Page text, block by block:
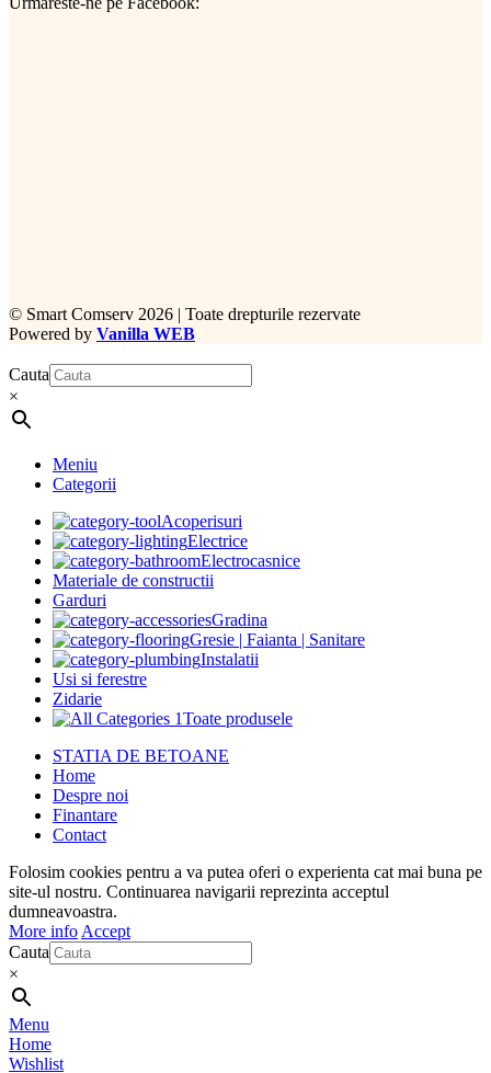
© Smart Comserv 2026 | Toate drepturile rezervate
Powered by Vanilla WEB
Cauta
×
Meniu
Categorii
Acoperisuri
Electrice
Electrocasnice
Materiale de constructii
Garduri
Gradina
Gresie | Faianta | Sanitare
Instalatii
Usi si ferestre
Zidarie
Toate produsele
STATIA DE BETOANE
Home
Despre noi
Finantare
Contact
Folosim cookies pentru a va putea oferi o experienta cat mai buna pe
site-ul nostru. Continuarea navigarii reprezinta acceptul
dumneavoastra.
More info Accept
Cauta
×
Menu
Home
Wishlist